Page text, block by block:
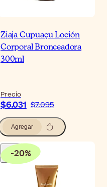
Ziaja Cupuaçu Loción
Corporal Bronceadora
300ml
Precio
$6.031 $7.095
Agregar
-20%